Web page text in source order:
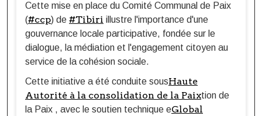
Cette mise en place du Comité Communal de Paix
(#ccp) de #Tibiri illustre l'importance d'une
gouvernance locale participative, fondée sur le
dialogue, la médiation et l'engagement citoyen au
service de la cohésion sociale.
Cette initiative a été conduite sousHaute
Autorité à la consolidation de la Paixtion de
la Paix , avec le soutien technique eGlobal